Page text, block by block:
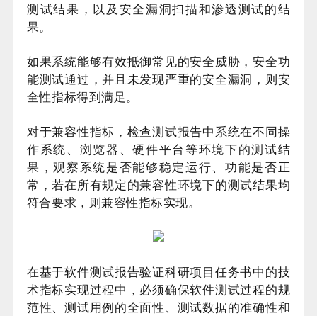
测试结果，以及安全漏洞扫描和渗透测试的结
果。
如果系统能够有效抵御常见的安全威胁，安全功
能测试通过，并且未发现严重的安全漏洞，则安
全性指标得到满足。
对于兼容性指标，检查测试报告中系统在不同操
作系统、浏览器、硬件平台等环境下的测试结
果，观察系统是否能够稳定运行、功能是否正
常，若在所有规定的兼容性环境下的测试结果均
符合要求，则兼容性指标实现。
在基于软件测试报告验证科研项目任务书中的技
术指标实现过程中，必须确保软件测试过程的规
范性、测试用例的全面性、测试数据的准确性和